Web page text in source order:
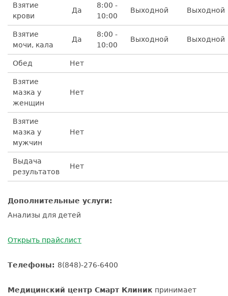
Взятие
крови
Да
8:00 -
10:00
Выходной Выходной
Взятие
мочи, кала
Да
8:00 -
10:00
Выходной Выходной
Обед Нет
Взятие
мазка у
женщин
Нет
Взятие
мазка у
мужчин
Нет
Выдача
результатов
Нет
Дополнительные услуги:
Анализы для детей
Открыть прайслист
Телефоны: 8(848)-276-6400
Медицинский центр Смарт Клиник принимает